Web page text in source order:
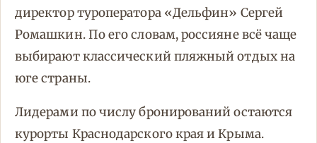
директор туроператора «Дельфин» Сергей
Ромашкин. По его словам, россияне всё чаще
выбирают классический пляжный отдых на
юге страны.
Лидерами по числу бронирований остаются
курорты Краснодарского края и Крыма.